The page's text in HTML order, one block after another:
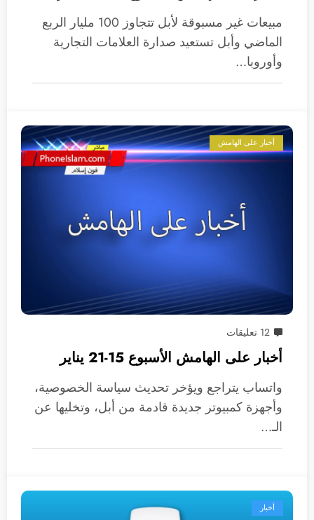
مبيعات غير مسبوقة لأبل تتجاوز 100 مليار الربع
الماضي وأبل تستعيد صدارة العلامات التجارية
وأوروبا…
أخبار على الهامش
12 تعليقات
أخبار على الهامش الأسبوع 15-21 يناير
واتساب يتراجع ويؤخر تحديث سياسة الخصوصية،
وأجهزة كمبيوتر جديدة قادمة من أبل، وتخليها عن
الـ…
أخبار